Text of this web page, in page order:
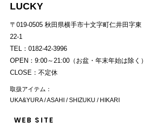
LUCKY
〒019-0505 秋田県横手市十文字町仁井田字東
22-1
TEL：0182-42-3996
OPEN：9:00～21:00（お盆・年末年始は除く）
CLOSE：不定休
取扱アイテム：
UKA&YURA / ASAHI / SHIZUKU / HIKARI
WEB SITE